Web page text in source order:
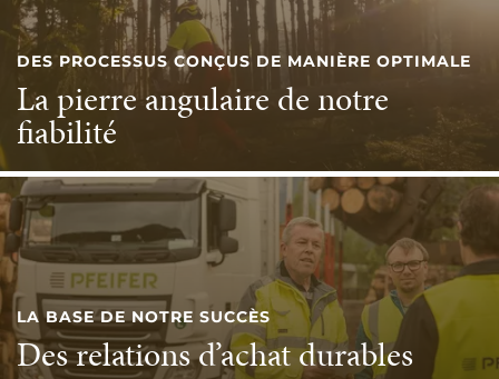
DES PROCESSUS CONÇUS DE MANIÈRE OPTIMALE
La pierre angulaire de notre
fiabilité
LA BASE DE NOTRE SUCCÈS
Des relations d’achat durables